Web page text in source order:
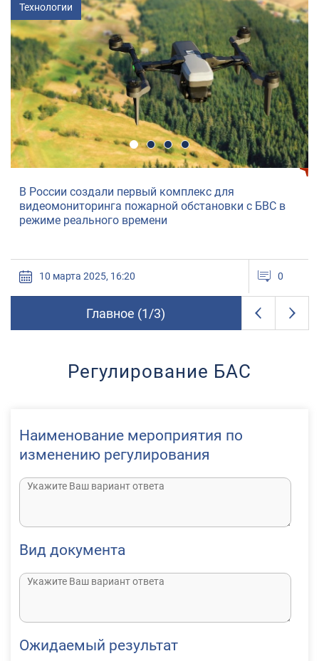
для
обстановки с БВС в
0
Новости
В учебных классах смогут
занятия по беспилотникам с
полигона
07 марта 2025, 13:00
Главное (1/3)
Регулирование БАС
Наименование мероприятия по
изменению регулирования
Вид документа
Ожидаемый результат